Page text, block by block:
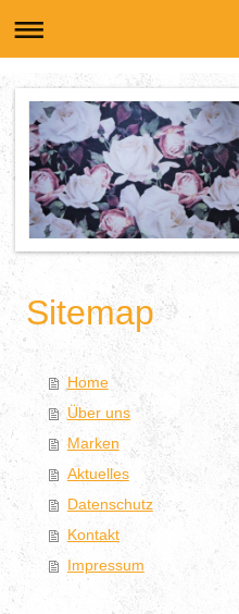
Sitemap
Home
Über uns
Marken
Aktuelles
Datenschutz
Kontakt
Impressum